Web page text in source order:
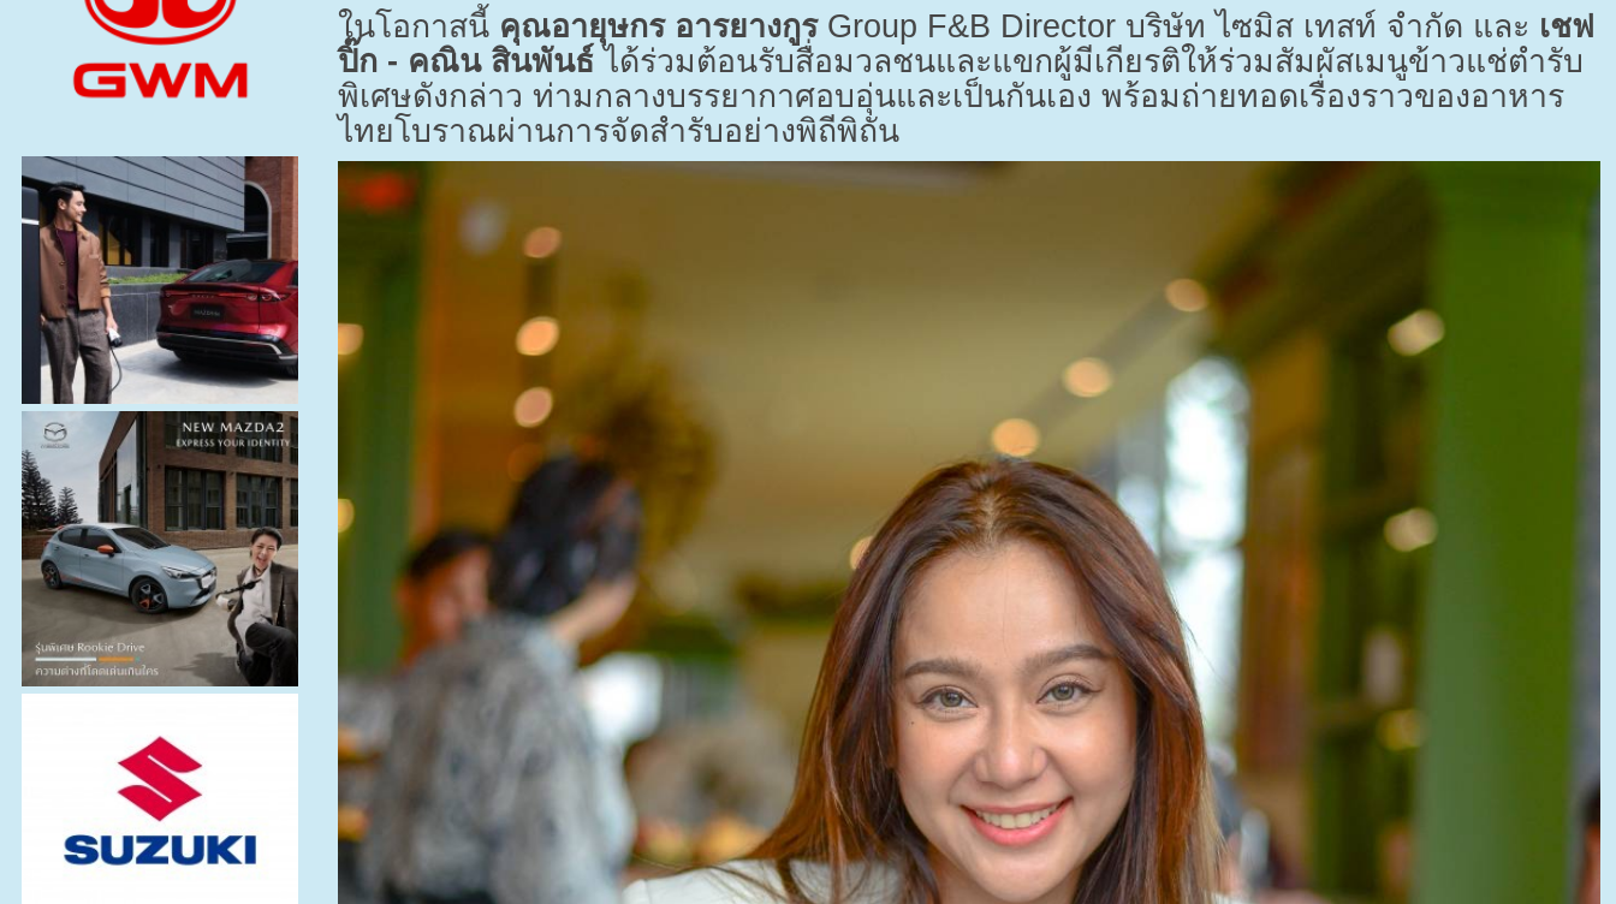
ในโอกาสนี้ คุณอายุษกร อารยางกูร Group F&B Director บริษัท ไซมิส เทสท์ จำกัด และ เชฟ
ปิ๊ก - คณิน สินพันธ์ ได้ร่วมต้อนรับสื่อมวลชนและแขกผู้มีเกียรติให้ร่วมสัมผัสเมนูข้าวแช่ตำรับ
พิเศษดังกล่าว ท่ามกลางบรรยากาศอบอุ่นและเป็นกันเอง พร้อมถ่ายทอดเรื่องราวของอาหาร
ไทยโบราณผ่านการจัดสำรับอย่างพิถีพิถัน